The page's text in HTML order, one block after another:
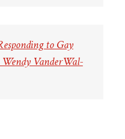
to Gay
VanderWal-